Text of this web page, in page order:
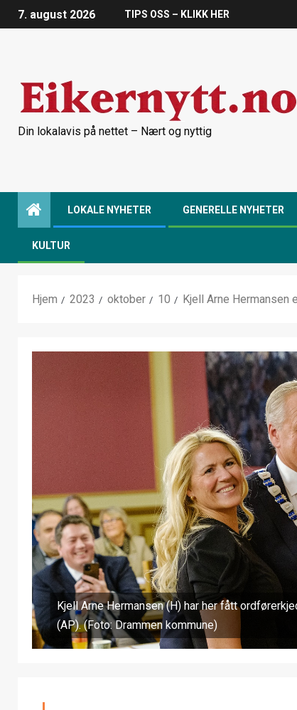
7. august 2026 TIPS OSS – KLIKK HER
Din lokalavis på nettet – Nært og nyttig
LOKALE NYHETER GENERELLE NYHETER
KULTUR
Hjem 2023 oktober 10 Kjell Arne Hermansen
Kjell Arne Hermansen (H) har her fått
(AP). (Foto: Drammen kommune)